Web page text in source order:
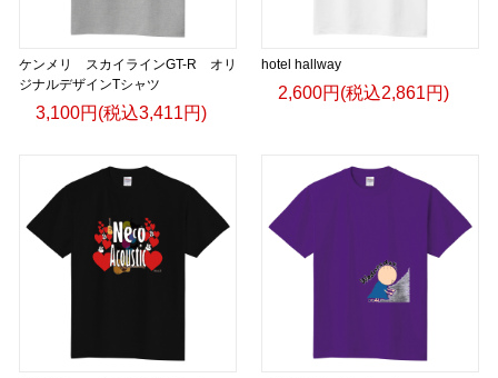
ケンメリ スカイラインGT-R オリ
ジナルデザインTシャツ
3,100円(税込3,411円)
hotel hallway
2,600円(税込2,861円)